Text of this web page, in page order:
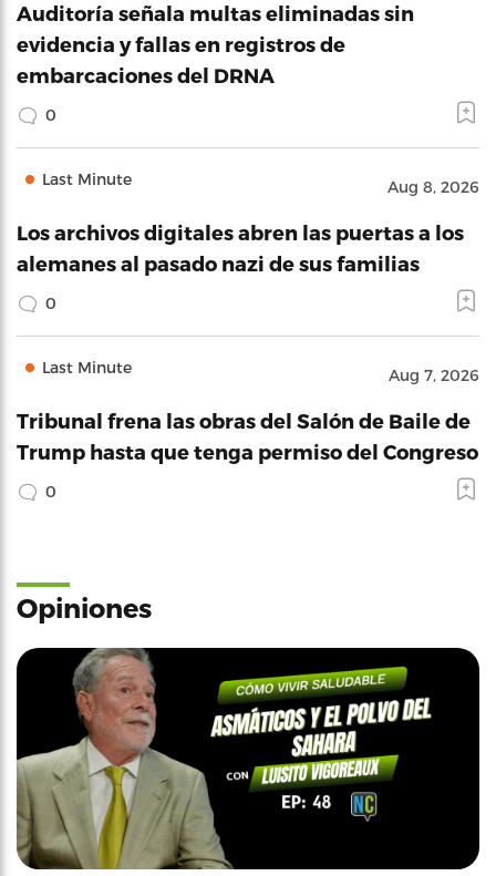
Auditoría señala multas eliminadas sin
evidencia y fallas en registros de
embarcaciones del DRNA
0
Last Minute Aug 8, 2026
Los archivos digitales abren las puertas a los
alemanes al pasado nazi de sus familias
0
Last Minute Aug 7, 2026
Tribunal frena las obras del Salón de Baile de
Trump hasta que tenga permiso del Congreso
0
Opiniones